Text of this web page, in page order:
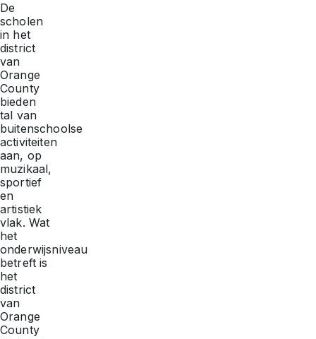
De
scholen
in het
district
van
Orange
County
bieden
tal van
buitenschoolse
activiteiten
aan, op
muzikaal,
sportief
en
artistiek
vlak. Wat
het
onderwijsniveau
betreft is
het
district
van
Orange
County